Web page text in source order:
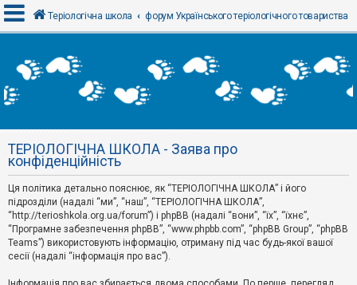
х
і
Р
е
с
т
р
а
ц
і
я
Теріологічна школа форум Українського теріологічного товариства
ТЕРІОЛОГІЧНА ШКОЛА - Заява про
конфіденційність
Ця політика детально пояснює, як “ТЕРІОЛОГІЧНА ШКОЛА” і його
підрозділи (надалі “ми”, “наш”, “ТЕРІОЛОГІЧНА ШКОЛА”,
“http://terioshkola.org.ua/forum”) і phpBB (надалі “вони”, “їх”, “їхнє”,
“Програмне забезпечення phpBB”, “www.phpbb.com”, “phpBB Group”, “phpBB
Teams”) використовують інформацію, отриману під час будь-якої вашої
сесії (надалі “інформація про вас”).